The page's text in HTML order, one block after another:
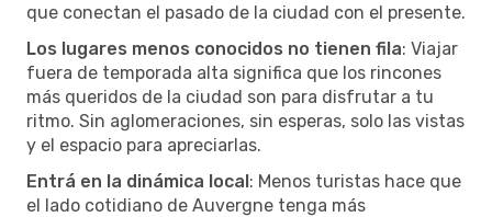
que conectan el pasado de la ciudad con el presente.
Los lugares menos conocidos no tienen fila: Viajar
fuera de temporada alta significa que los rincones
más queridos de la ciudad son para disfrutar a tu
ritmo. Sin aglomeraciones, sin esperas, solo las vistas
y el espacio para apreciarlas.
Entrá en la dinámica local: Menos turistas hace que
el lado cotidiano de Auvergne tenga más